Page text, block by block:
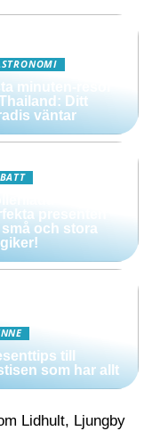
minuten-resor
Ditt
väntar
presenten
och stora
till
som har allt
Lidhult, Ljungby